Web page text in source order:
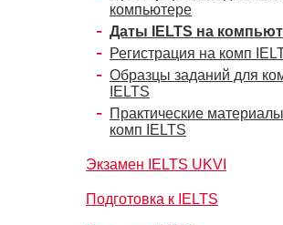
компьютере
Даты IELTS на
Регистрация на комп
Образцы заданий для
IELTS
Практические
комп IELTS
Экзамен IELTS UKVI
Подготовка к IELTS